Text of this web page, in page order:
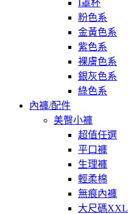
I罩杯
粉色系
金黃色系
紫色系
裸膚色系
銀灰色系
綠色系
內褲/配件
美臀小褲
超值任選
平口褲
生理褲
輕柔棉
無痕內褲
大尺碼XXL